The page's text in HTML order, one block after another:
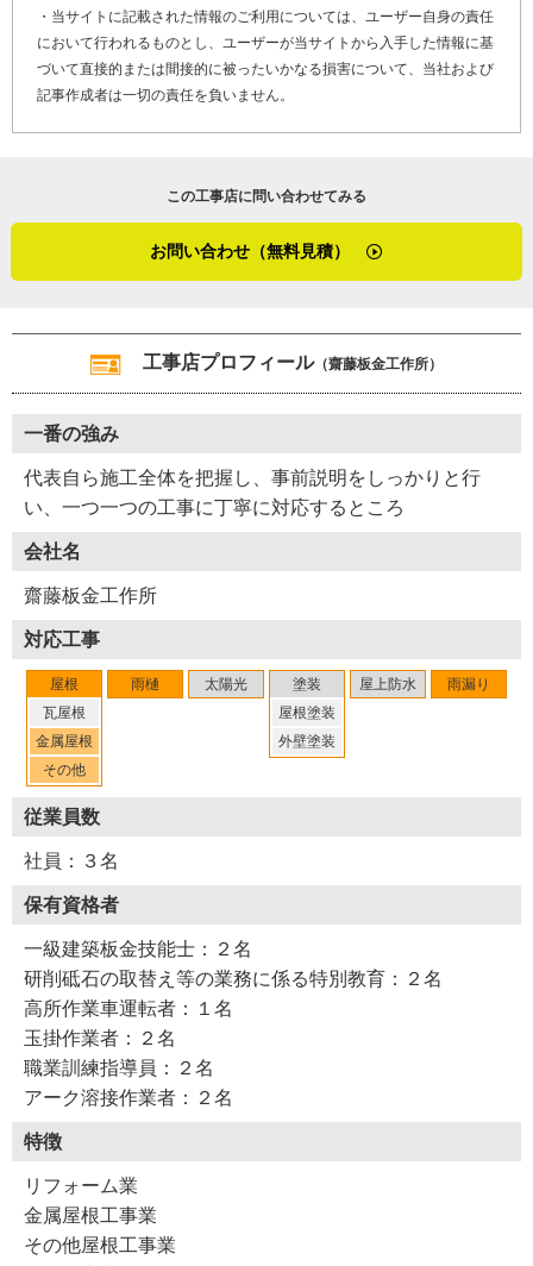
・当サイトに記載された情報のご利用については、ユーザー自身の責任
において行われるものとし、ユーザーが当サイトから入手した情報に基
づいて直接的または間接的に被ったいかなる損害について、当社および
記事作成者は一切の責任を負いません。
この工事店に問い合わせてみる
お問い合わせ（無料見積）
工事店プロフィール（齋藤板金工作所）
一番の強み
代表自ら施工全体を把握し、事前説明をしっかりと行
い、一つ一つの工事に丁寧に対応するところ
会社名
齋藤板金工作所
対応工事
屋根
瓦屋根
金属屋根
その他
雨樋 太陽光
塗装
屋根塗装
外壁塗装
屋上防水 雨漏り
従業員数
社員：３名
保有資格者
一級建築板金技能士：２名
研削砥石の取替え等の業務に係る特別教育：２名
高所作業車運転者：１名
玉掛作業者：２名
職業訓練指導員：２名
アーク溶接作業者：２名
特徴
リフォーム業
金属屋根工事業
その他屋根工事業